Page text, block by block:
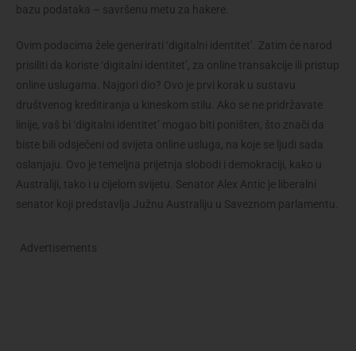
bazu podataka – savršenu metu za hakere.
Ovim podacima žele generirati ‘digitalni identitet’. Zatim će narod
prisiliti da koriste ‘digitalni identitet’, za online transakcije ili pristup
online uslugama. Najgori dio? Ovo je prvi korak u sustavu
društvenog kreditiranja u kineskom stilu. Ako se ne pridržavate
linije, vaš bi ‘digitalni identitet’ mogao biti poništen, što znači da
biste bili odsječeni od svijeta online usluga, na koje se ljudi sada
oslanjaju. Ovo je temeljna prijetnja slobodi i demokraciji, kako u
Australiji, tako i u cijelom svijetu. Senator Alex Antic je liberalni
senator koji predstavlja Južnu Australiju u Saveznom parlamentu.
Advertisements